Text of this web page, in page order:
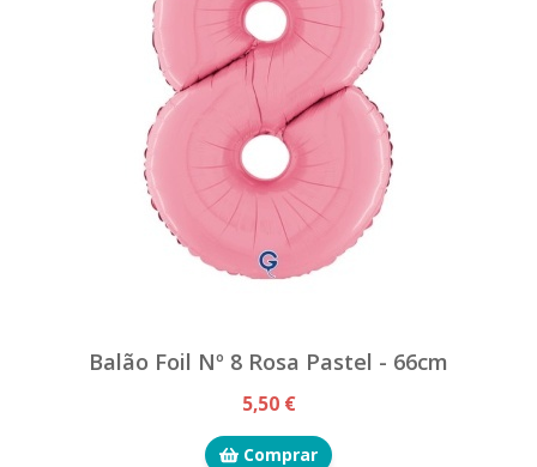
Balão Foil Nº 8 Rosa Pastel - 66cm
5,50 €
Comprar